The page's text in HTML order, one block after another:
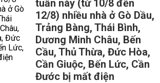
tuần này (từ 10/8 đến
12/8) nhiều nhà ở Gò Dầu,
Trảng Bàng, Thái Bình,
Dương Minh Châu, Bến
Cầu, Thủ Thừa, Đức Hòa,
Cần Giuộc, Bến Lức, Cần
Đước bị mất điện